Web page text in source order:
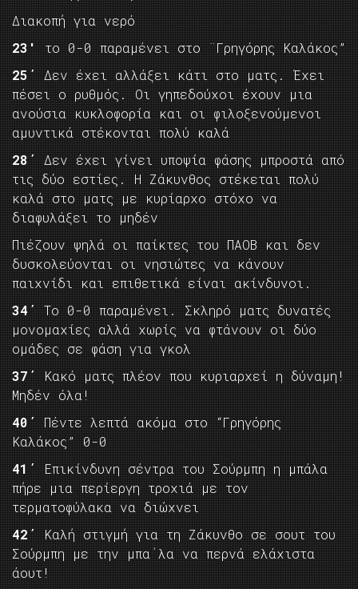
Διακοπή για νερό
23′ το 0-0 παραμένει στο ¨Γρηγόρης Καλάκος”
25΄
Δεν έχει αλλάξει κάτι στο ματς. Έχει
πέσει ο ρυθμός. Οι γηπεδούχοι έχουν μια
ανούσια κυκλοφορία και οι φιλοξενούμενοι
αμυντικά στέκονται πολύ καλά
28΄
Δεν έχει γίνει υποψία φάσης μπροστά από
τις δύο εστίες. Η Ζάκυνθος στέκεται πολύ
καλά στο ματς με κυρίαρχο στόχο να
διαφυλάξει το μηδέν
Πιέζουν ψηλά οι παίκτες του ΠΑΟΒ και δεν
δυσκολεύονται οι νησιώτες να κάνουν
παιχνίδι και επιθετικά είναι ακίνδυνοι.
34΄
Το 0-0 παραμένει. Σκληρό ματς δυνατές
μονομαχίες αλλά χωρίς να φτάνουν οι δύο
ομάδες σε φάση για γκολ
37΄ Κακό ματς πλέον που κυριαρχεί η δύναμη!
Μηδέν όλα!
40΄
Πέντε λεπτά ακόμα στο “Γρηγόρης
Καλάκος” 0-0
41΄
Επικίνδυνη σέντρα του Σούρμπη η μπάλα
πήρε μια περίεργη τροχιά με τον
τερματοφύλακα να διώχνει
42΄
Καλή στιγμή για τη Ζάκυνθο σε σουτ του
Σούρμπη με την μπα΄λα να περνά ελάχιστα
άουτ!